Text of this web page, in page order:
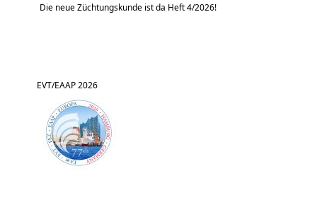
Die neue Züchtungskunde ist da Heft 4/2026!
EVT/EAAP 2026